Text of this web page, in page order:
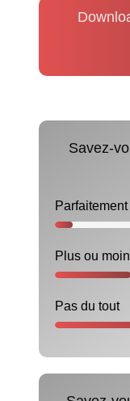
Savez-
Parfaitement
Plus ou
Pas du tout